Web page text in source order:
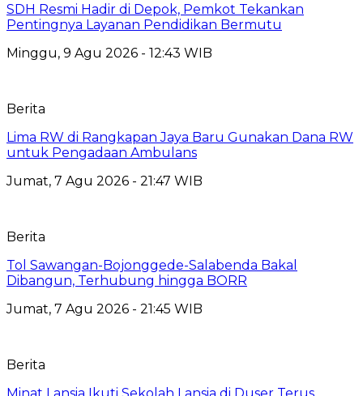
SDH Resmi Hadir di Depok, Pemkot Tekankan
Pentingnya Layanan Pendidikan Bermutu
Minggu, 9 Agu 2026 - 12:43 WIB
Berita
Lima RW di Rangkapan Jaya Baru Gunakan Dana RW
untuk Pengadaan Ambulans
Jumat, 7 Agu 2026 - 21:47 WIB
Berita
Tol Sawangan-Bojonggede-Salabenda Bakal
Dibangun, Terhubung hingga BORR
Jumat, 7 Agu 2026 - 21:45 WIB
Berita